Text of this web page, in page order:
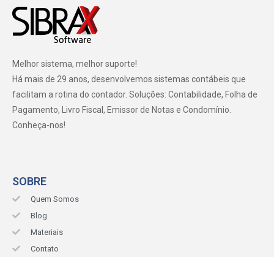
Melhor sistema, melhor suporte!
Há mais de 29 anos, desenvolvemos sistemas contábeis que
facilitam a rotina do contador. Soluções: Contabilidade, Folha de
Pagamento, Livro Fiscal, Emissor de Notas e Condomínio.
Conheça-nos!
SOBRE
Quem Somos
Blog
Materiais
Contato